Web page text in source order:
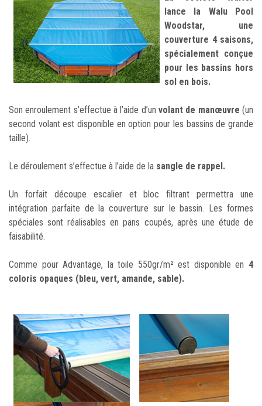
lance la Walu Pool
Woodstar, une
couverture 4 saisons,
spécialement conçue
pour les bassins hors
sol en bois.
Son enroulement s’effectue à l’aide d’un volant de manœuvre (un
second volant est disponible en option pour les bassins de grande
taille).
Le déroulement s’effectue à l’aide de la sangle de rappel.
Un forfait découpe escalier et bloc filtrant permettra une
intégration parfaite de la couverture sur le bassin. Les formes
spéciales sont réalisables en pans coupés, après une étude de
faisabilité.
Comme pour Advantage, la toile 550gr/m² est disponible en 4
coloris opaques (bleu, vert, amande, sable).